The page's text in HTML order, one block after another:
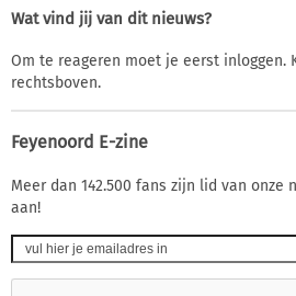
Wat vind jij van dit nieuws?
Om te reageren moet je eerst inloggen.
rechtsboven.
Feyenoord E-zine
Meer dan 142.500 fans zijn lid van onze
aan!